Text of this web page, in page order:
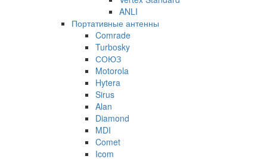
ANLI
Портативные антенны
Comrade
Turbosky
СОЮЗ
Motorola
Hytera
Sirus
Alan
Diamond
MDI
Comet
Icom